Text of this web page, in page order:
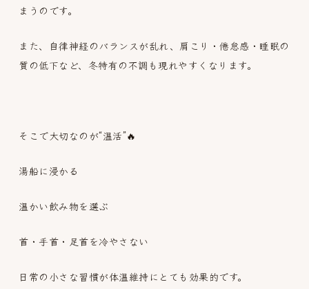
まうのです。
また、自律神経のバランスが乱れ、肩こり・倦怠感・睡眠の
質の低下など、冬特有の不調も現れやすくなります。
そこで大切なのが“温活”🔥
湯船に浸かる
温かい飲み物を選ぶ
首・手首・足首を冷やさない
日常の小さな習慣が体温維持にとても効果的です。